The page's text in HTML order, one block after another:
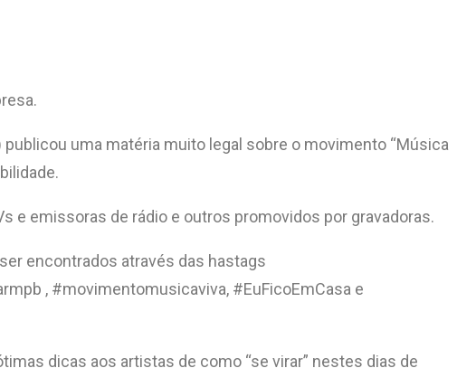
uma matéria muito legal sobre o movimento “Música
e emissoras de rádio e outros promovidos por gravadoras.
encontrados através das hastags
, #movimentomusicaviva, #EuFicoEmCasa e
dicas aos artistas de como “se virar” nestes dias de